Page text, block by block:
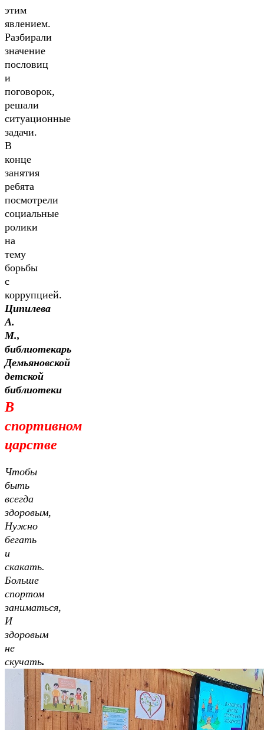
этим
явлением.
Разбирали
значение
пословиц
и
поговорок,
решали
ситуационные
задачи.
В
конце
занятия
ребята
посмотрели
социальные
ролики
на
тему
борьбы
с
коррупцией.
Ципилева
А.
М.,
библиотекарь
Демьяновской
детской
библиотеки
В
спортивном
царстве
Чтобы
быть
всегда
здоровым,
Нужно
бегать
и
скакать.
Больше
спортом
заниматься,
И
здоровым
не
скучать.